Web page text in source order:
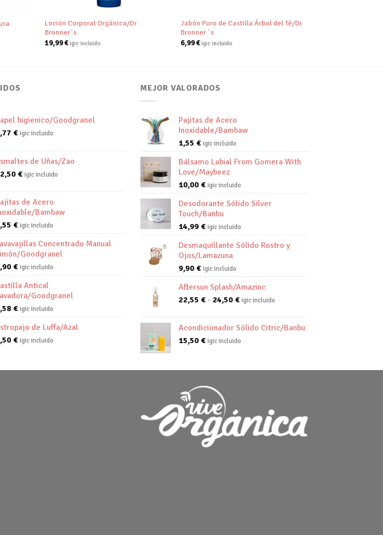
Loción Corporal Orgánica/Dr
Bronner`s
19,99€ igic incluido
Jabón Puro de Castilla Árbol del Té/Dr
Bronner ´s
6,99€ igic incluido
higienico/Goodgranel
€ igic incluido
de Uñas/Zao
€ igic incluido
de Acero
Bambaw
€ igic incluido
Concentrado Manual
Goodgranel
€ igic incluido
Antical
Goodgranel
€ igic incluido
de Luffa/Azal
€ igic incluido
MEJOR VALORADOS
Pajitas de Acero
Inoxidable/Bambaw
1,55 € igic incluido
Bálsamo Labial From Gomera With
Love/Maybeez
10,00 € igic incluido
Desodorante Sólido Silver
Touch/Banbu
14,99 € igic incluido
Desmaquillante Sólido Rostro y
Ojos/Lamazuna
9,90 € igic incluido
Aftersun Splash/Amazinc
22,55 € - 24,50 €Rango
desde
22,55 €
igic incluido
Acondicionador Sólido Citric/Banbu
15,50 € igic incluido